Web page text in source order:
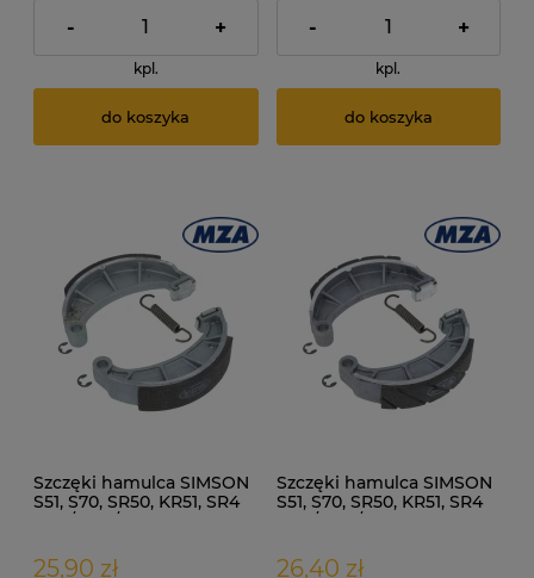
- +
kpl.
do koszyka
- +
kpl.
do koszyka
Szczęki hamulca SIMSON
S51, S70, SR50, KR51, SR4
kpl. /MZA/
25,90 zł
Szczęki hamulca SIMSON
S51, S70, SR50, KR51, SR4
kpl. /MZA/ Sport
26,40 zł